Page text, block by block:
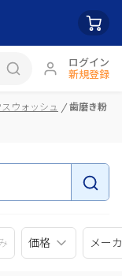
ログイン
新規登録
ウォッシュ 歯磨き粉
価格 メー